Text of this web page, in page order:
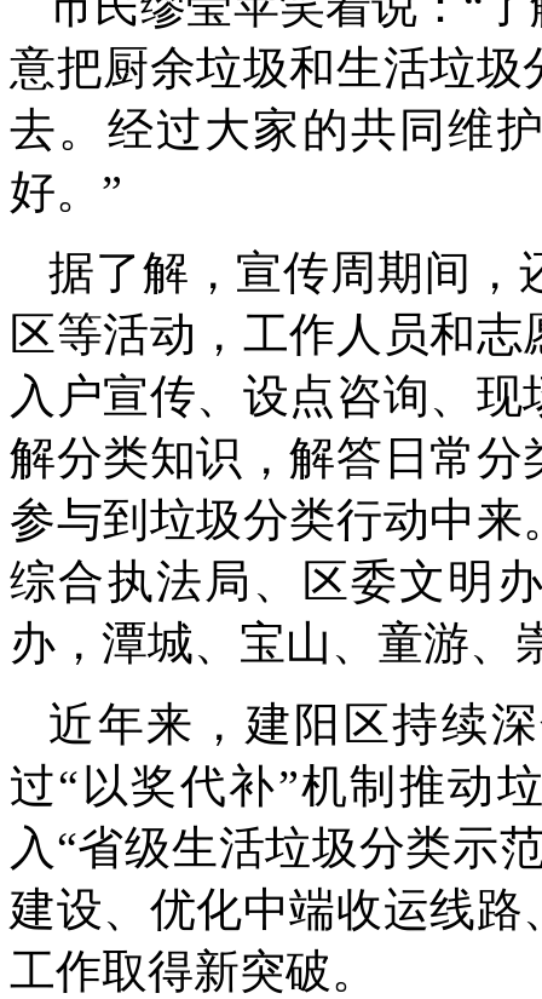
意把厨余垃圾和生活垃
去。经过大家的共同维
好。”
据了解，宣传周期间，
区等活动，工作人员和
入户宣传、设点咨询、
解分类知识，解答日常
参与到垃圾分类行动中
综合执法局、区委文明
办，潭城、宝山、童游、
近年来，建阳区持续
过“以奖代补”机制推动
入“省级生活垃圾分类示
建设、优化中端收运线
工作取得新突破。